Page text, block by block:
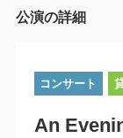
公演の詳細
コンサート
An